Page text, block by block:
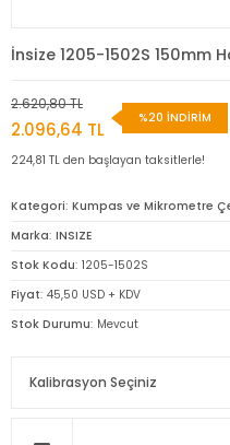
İnsize 1205-1502S 150mm
2.620,80 TL
2.096,64 TL
%20 İNDİRİM
224,81 TL den başlayan taksitlerle!
Kategori Kumpas ve Mikrometre
Marka INSIZE
Stok Kodu 1205-1502S
Fiyat 45,50 USD + KDV
Stok Durumu Mevcut